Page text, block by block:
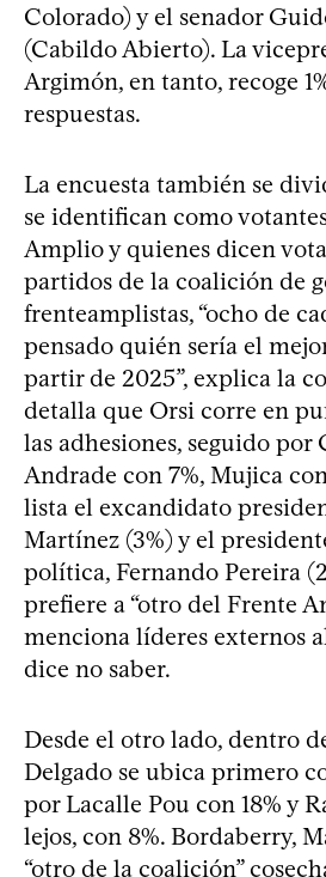
Colorado) y el senador
(Cabildo Abierto). La
Argimón, en tanto, recoge
respuestas.
La encuesta también se
se identifican como
Amplio y quienes dicen
partidos de la coalición de
frenteamplistas, “ocho de
pensado quién sería el
partir de 2025”, explica la
detalla que Orsi corre en
las adhesiones, seguido por
Andrade con 7%, Mujica
lista el excandidato
Martínez (3%) y el
política, Fernando Pereira
prefiere a “otro del Frente
menciona líderes externos
dice no saber.
Desde el otro lado, dentro
Delgado se ubica primero
por Lacalle Pou con 18% y
lejos, con 8%. Bordaberry,
“otro de la coalición”